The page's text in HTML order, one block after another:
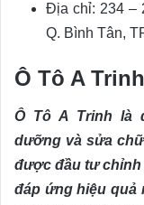
Địa chỉ: 234 –
Q. Bình Tân,
Ô Tô A Trinh
Ô Tô A Trinh là
dưỡng và sửa
được đầu tư chỉnh
đáp ứng hiệu quả